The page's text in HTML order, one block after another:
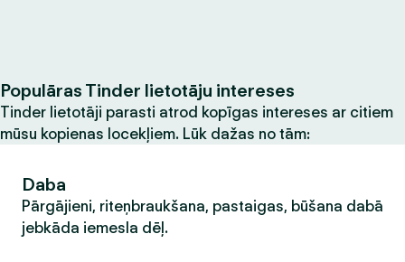
Populāras Tinder lietotāju intereses
Tinder lietotāji parasti atrod kopīgas intereses ar citiem
mūsu kopienas locekļiem. Lūk dažas no tām:
Daba
Pārgājieni, riteņbraukšana, pastaigas, būšana dabā
jebkāda iemesla dēļ.